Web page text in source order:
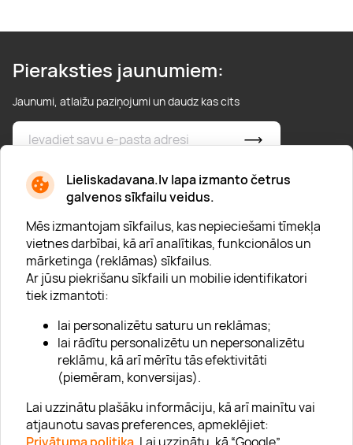
Lieliskadavana.lv lapa izmanto četrus
galvenos sīkfailu veidus.
Mēs izmantojam sīkfailus, kas nepieciešami tīmekļa
vietnes darbībai, kā arī analītikas, funkcionālos un
mārketinga (reklāmas) sīkfailus.
Ar jūsu piekrišanu sīkfaili un mobilie identifikatori
tiek izmantoti:
lai personalizētu saturu un reklāmas;
lai rādītu personalizētu un nepersonalizētu
reklāmu, kā arī mērītu tās efektivitāti
(piemēram, konversijas).
Lai uzzinātu plašāku informāciju, kā arī mainītu vai
atjaunotu savas preferences, apmeklējiet:
Pieraksties jaunumiem:
Jaunumi, atlaižu paziņojumi un daudz kas cits
* Esmu iepazinies/usies ar privātuma politiku
Par "Lieliska dāvana"
Uzņēmumiem